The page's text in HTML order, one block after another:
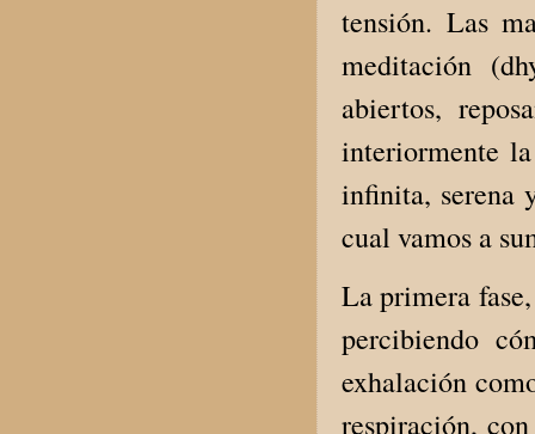
tensión. Las
meditación
abiertos,
interiormente
infinita, serena
cual vamos a
La primera
percibiendo
exhalación
respiración,